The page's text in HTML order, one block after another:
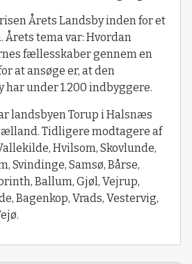
Årets Landsby inden for et
tema var: Hvordan
fællesskaber gennem en
at ansøge er, at den
under 1.200 indbyggere.
landsbyen Torup i Halsnæs
Tidligere modtagere af
Hvilsom, Skovlunde,
Svindinge, Samsø, Bårse,
Ballum, Gjøl, Vejrup,
Bagenkop, Vrads, Vestervig,